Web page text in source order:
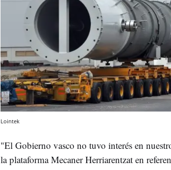
Lointek
"El Gobierno vasco no tuvo interés en
la plataforma Mecaner Herriarentzat en